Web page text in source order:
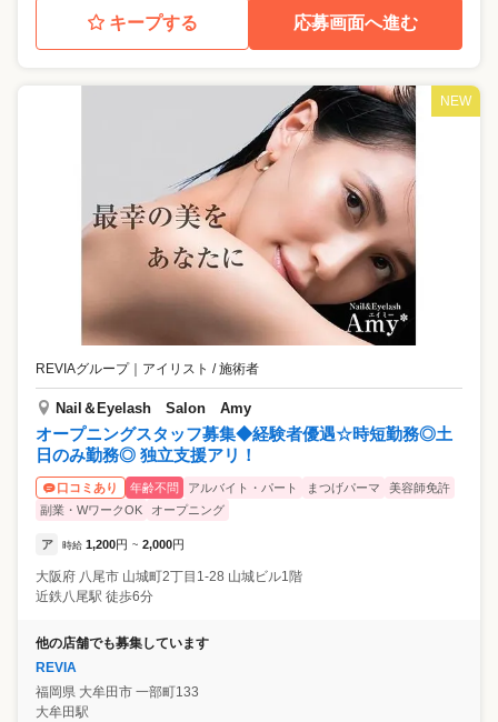
キープする 応募画面へ進む
NEW
REVIAグループ｜ アイリスト / 施術者
Nail＆Eyelash Salon Amy
オープニングスタッフ募集◆経験者優遇☆時短勤務◎土
日のみ勤務◎ 独立支援アリ！
口コミあり 年齢不問 アルバイト・パート まつげパーマ
美容師免許
副業・WワークOK
オープニング
ア 時給 1,200円 ~ 2,000円
大阪府 八尾市 山城町2丁目1-28 山城ビル1階
近鉄八尾駅 徒歩6分
他の店舗でも募集しています
REVIA
福岡県 大牟田市 一部町133
大牟田駅